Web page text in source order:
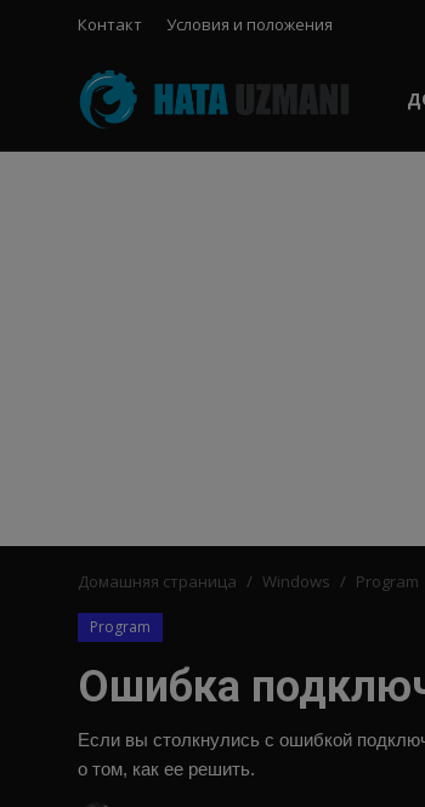
Контакт Условия и положения
Домашняя страница
Домашняя страница Windows Program
Program
Ошибка
Если вы столкнулись с ошибкой
о том, как ее решить.